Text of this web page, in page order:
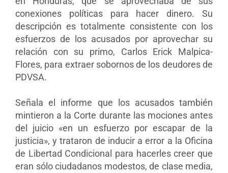
conexiones políticas para hacer dinero. Su
descripción es totalmente consistente con los
esfuerzos de los acusados ​​por aprovechar su
relación con su primo, Carlos Erick Malpica-
Flores, para extraer sobornos de los deudores de
PDVSA.
Señala el informe que los acusados ​​también
mintieron a la Corte durante las mociones antes
del juicio «en un esfuerzo por escapar de la
justicia», y trataron de inducir a error a la Oficina
de Libertad Condicional para hacerles creer que
eran sólo ciudadanos modestos, de clase media,